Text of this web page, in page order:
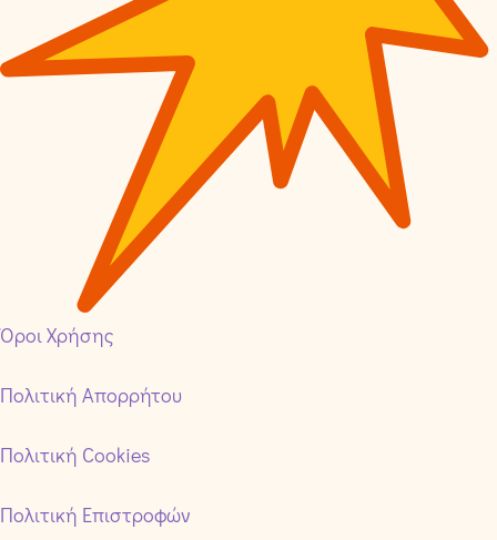
Όροι Χρήσης
Πολιτική Απορρήτου
Πολιτική Cookies
Πολιτική Επιστροφών